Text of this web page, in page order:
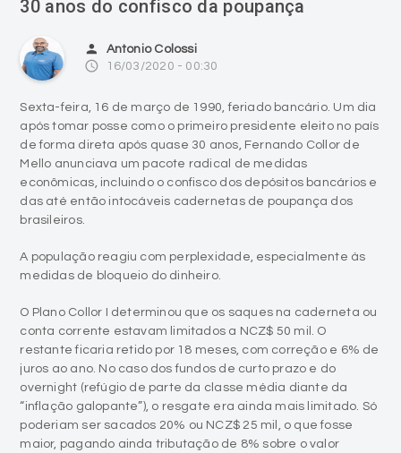
access_time 16/03/2020 - 00:30
Sexta-feira, 16 de março de 1990, feriado bancário. Um dia
após tomar posse como o primeiro presidente eleito no país
Mello anunciava um pacote radical de medidas
econômicas, incluindo o confisco dos depósitos bancários e
das até então intocáveis cadernetas de poupança dos
brasileiros.
A população reagiu com perplexidade, especialmente às
medidas de bloqueio do dinheiro.
O Plano Collor I determinou que os saques na caderneta ou
conta corrente estavam limitados a NCZ$ 50 mil. O
juros ao ano. No caso dos fundos de curto prazo e do
overnight (refúgio de parte da classe média diante da
“inflação galopante”), o resgate era ainda mais limitado. Só
poderiam ser sacados 20% ou NCZ$ 25 mil, o que fosse
maior, pagando ainda tributação de 8% sobre o valor
retirado.
Numa reforma monetária, o cruzado novo foi substituído